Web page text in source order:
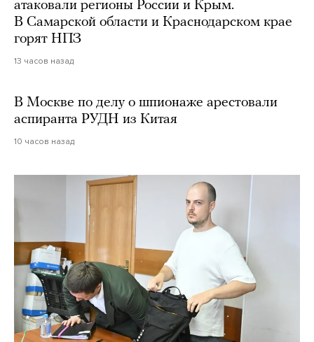
атаковали регионы России и Крым.
В Самарской области и Краснодарском крае
горят НПЗ
13 часов назад
В Москве по делу о шпионаже арестовали
аспиранта РУДН из Китая
10 часов назад